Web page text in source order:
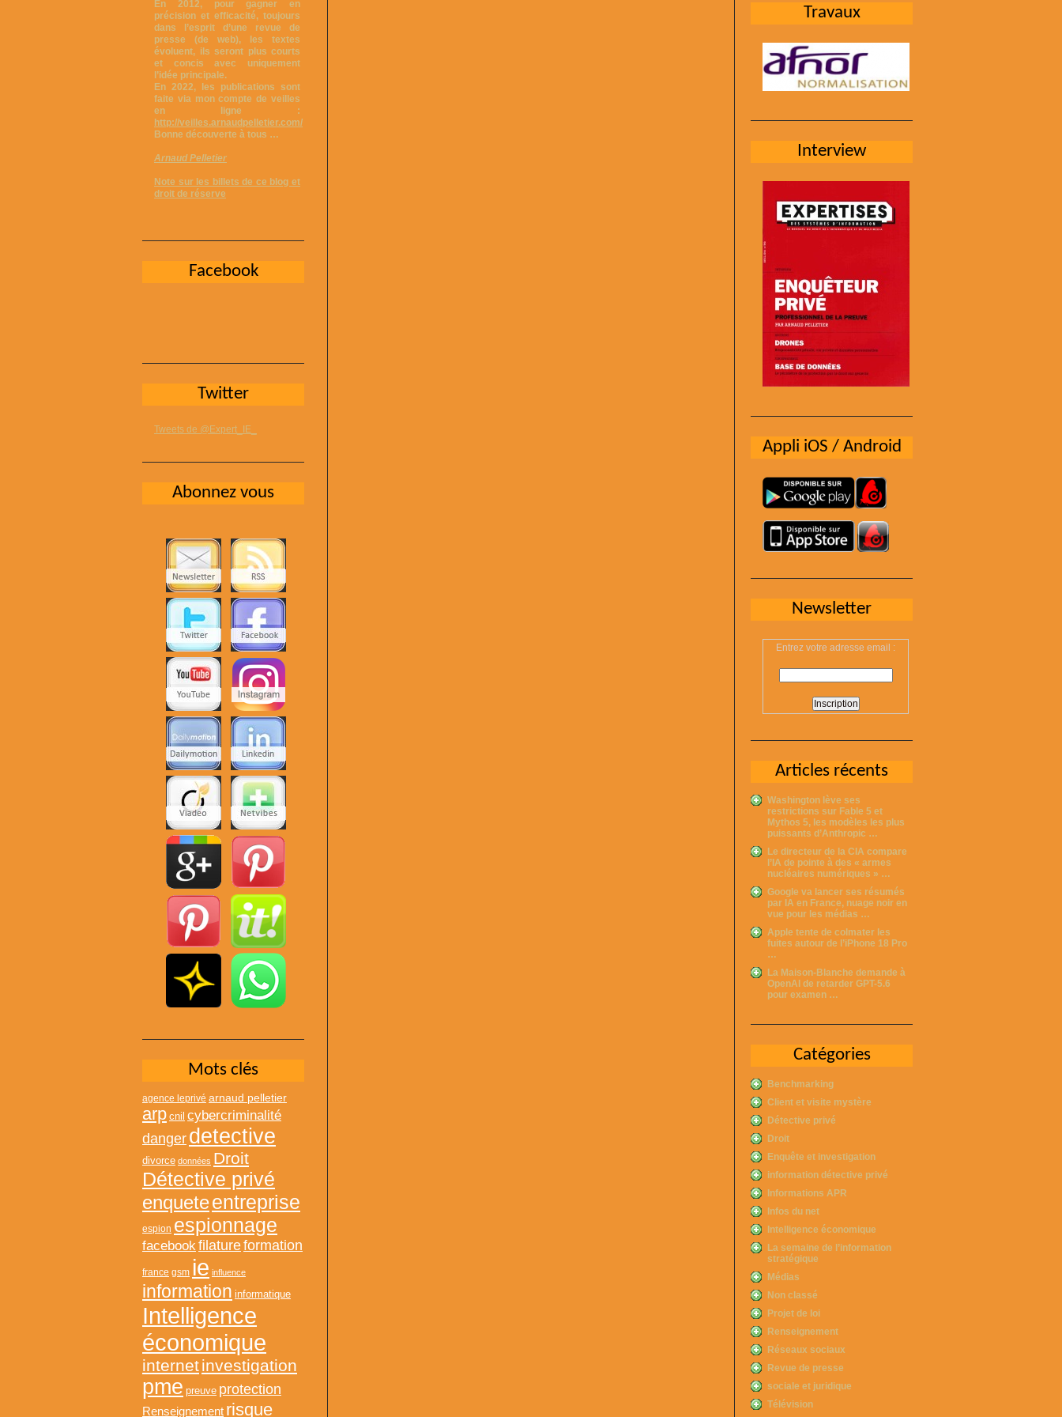
Travaux
Interview
Appli iOS / Android
Newsletter
Entrez votre adresse email :
Articles récents
Washington lève ses
restrictions sur Fable 5 et
Mythos 5, les modèles les plus
puissants d’Anthropic …
Le directeur de la CIA compare
l’IA de pointe à des « armes
nucléaires numériques » …
Google va lancer ses résumés
par IA en France, nuage noir en
vue pour les médias …
Apple tente de colmater les
fuites autour de l’iPhone 18 Pro
…
La Maison-Blanche demande à
OpenAI de retarder GPT-5.6
pour examen …
Catégories
Benchmarking
Client et visite mystère
Détective privé
Droit
Enquête et investigation
information détective privé
Informations APR
Infos du net
Intelligence économique
La semaine de l’information
stratégique
Médias
Non classé
Projet de loi
Renseignement
Réseaux sociaux
Revue de presse
sociale et juridique
Télévision
En 2012, pour gagner en
précision et efficacité, toujours
dans l’esprit d’une revue de
presse (de web), les textes
évoluent, ils seront plus courts
et concis avec uniquement
l’idée principale.
En 2022, les publications sont
faite via mon compte de veilles
en ligne :
http://veilles.arnaudpelletier.com/
Bonne découverte à tous …
Arnaud Pelletier
Note sur les billets de ce blog et
droit de réserve
Facebook
Twitter
Tweets de @Expert_IE_
Abonnez vous
Mots clés
agence leprivé arnaud pelletier
arp cnil cybercriminalité
danger detective
divorce données Droit
Détective privé
enqueteentreprise
espion espionnage
facebookfilatureformation
france gsm ie influence
information informatique
Intelligence
économique
internetinvestigation
pme preuve protection
Renseignement risque